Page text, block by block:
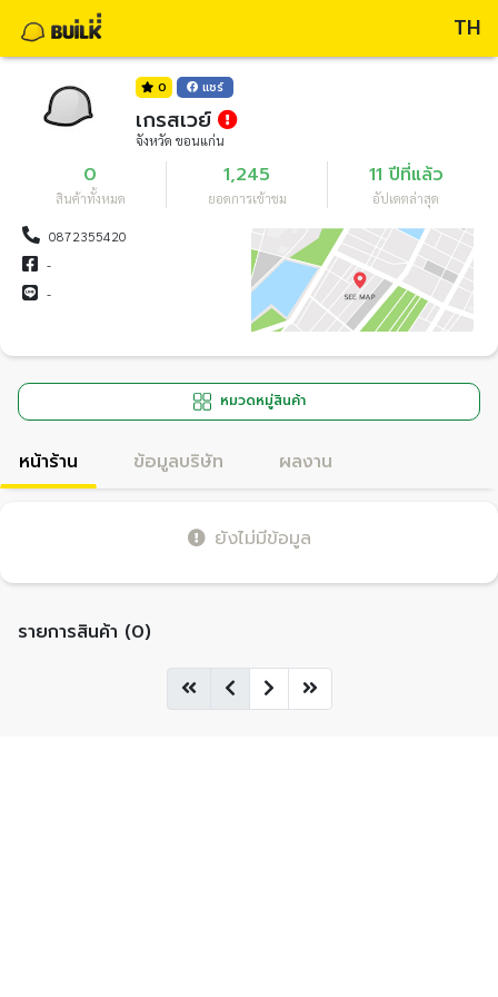
TH
0 แชร์
เกรสเวย์
จังหวัด ขอนแก่น
0
สินค้าทั้งหมด
1,245
ยอดการเข้าชม
11 ปีที่แล้ว
อัปเดตล่าสุด
0872355420
-
-
หมวดหมู่สินค้า
หน้าร้าน ข้อมูลบริษัท ผลงาน
ยังไม่มีข้อมูล
รายการสินค้า (0)